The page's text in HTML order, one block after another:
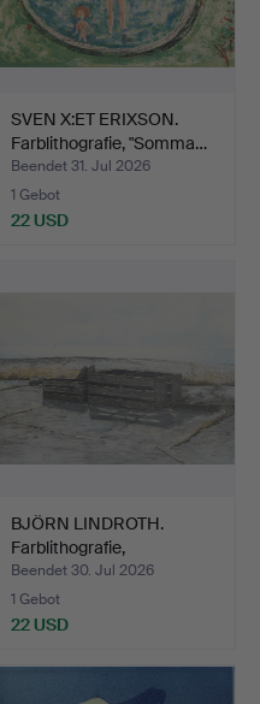
SVEN X:ET ERIXSON.
Farblithografie, "Somma…
Beendet 31. Jul 2026
1 Gebot
22 USD
BJÖRN LINDROTH.
Farblithografie,
Schärenmo…
Beendet 30. Jul 2026
1 Gebot
22 USD